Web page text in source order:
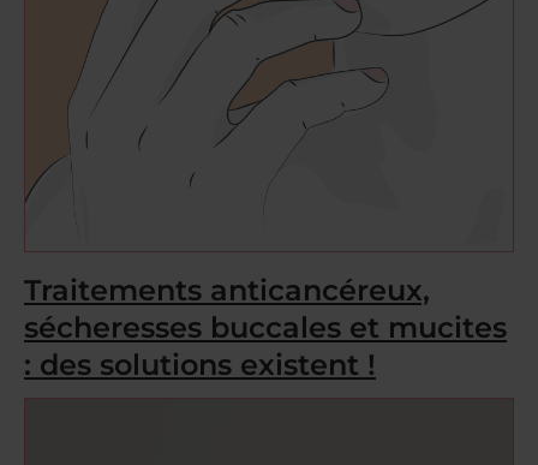
Traitements anticancéreux,
sécheresses buccales et mucites
: des solutions existent !